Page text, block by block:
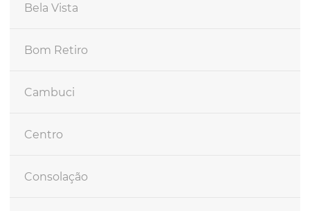
Bela Vista
Bom Retiro
Cambuci
Centro
Consolação